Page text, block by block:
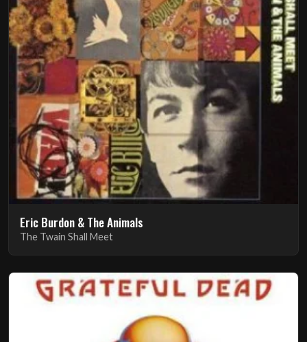
Eric Burdon & The Animals
The Twain Shall Meet